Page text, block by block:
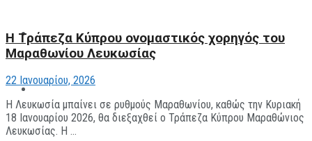
ΠΑΝΕΠΙΣΤΗΜΙΑΚΟΣ
The All Sportcaster
Η Τράπεζα Κύπρου ονομαστικός χορηγός του
Μαραθωνίου Λευκωσίας
22 Ιανουαρίου, 2026
Η Λευκωσία μπαίνει σε ρυθμούς Μαραθωνίου, καθώς την Κυριακή
18 Ιανουαρίου 2026, θα διεξαχθεί ο Τράπεζα Κύπρου Μαραθώνιος
Λευκωσίας. Η ...